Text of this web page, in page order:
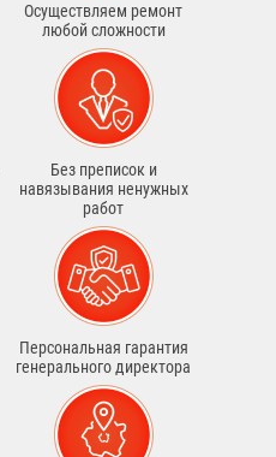
Осуществляем ремонт
любой сложности
Без преписок и
навязывания ненужных
работ
Персональная гарантия
генерального директора